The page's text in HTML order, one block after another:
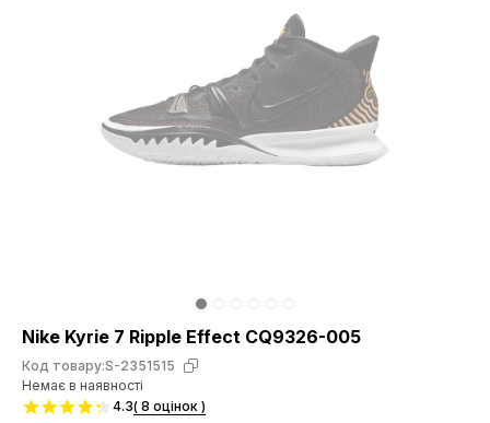
Nike Kyrie 7 Ripple Effect CQ9326-005
Код товару:S-2351515
Немає в наявності
4.3( 8 оцінок )